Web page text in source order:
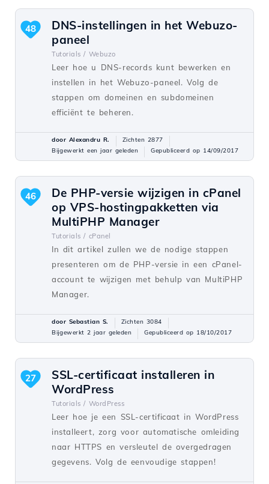
DNS-instellingen in het Webuzo-
paneel
Tutorials / Webuzo
Leer hoe u DNS-records kunt bewerken en
instellen in het Webuzo-paneel. Volg de
stappen om domeinen en subdomeinen
efficiënt te beheren.
48
door Alexandru R.
Zichten 2877
Bijgewerkt een jaar geleden
Gepubliceerd op 14/09/2017
De PHP-versie wijzigen in cPanel
op VPS-hostingpakketten via
MultiPHP Manager
Tutorials / cPanel
In dit artikel zullen we de nodige stappen
presenteren om de PHP-versie in een cPanel-
account te wijzigen met behulp van MultiPHP
Manager.
46
door Sebastian S.
Zichten 3084
Bijgewerkt 2 jaar geleden
Gepubliceerd op 18/10/2017
SSL-certificaat installeren in
WordPress
Tutorials / WordPress
Leer hoe je een SSL-certificaat in WordPress
installeert, zorg voor automatische omleiding
naar HTTPS en versleutel de overgedragen
gegevens. Volg de eenvoudige stappen!
27